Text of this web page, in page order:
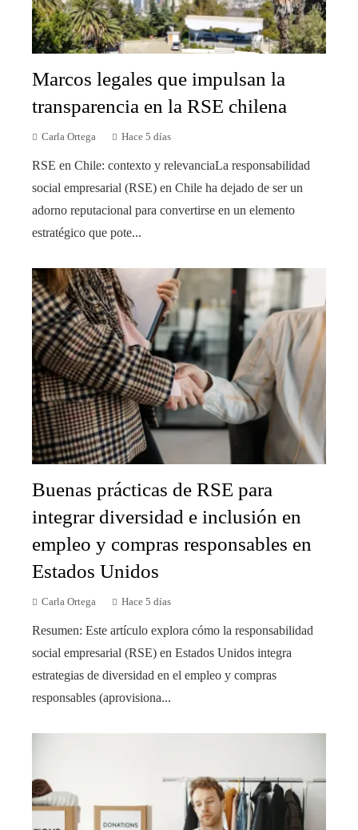
Marcos legales que impulsan la
transparencia en la RSE chilena
Carla Ortega Hace 5 días
RSE en Chile: contexto y relevanciaLa responsabilidad
social empresarial (RSE) en Chile ha dejado de ser un
adorno reputacional para convertirse en un elemento
estratégico que pote...
Buenas prácticas de RSE para
integrar diversidad e inclusión en
empleo y compras responsables en
Estados Unidos
Carla Ortega Hace 5 días
Resumen: Este artículo explora cómo la responsabilidad
social empresarial (RSE) en Estados Unidos integra
estrategias de diversidad en el empleo y compras
responsables (aprovisiona...